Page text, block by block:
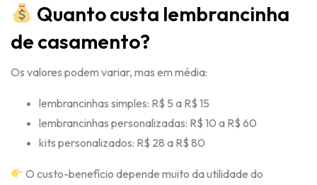
Quanto custa lembrancinha
de casamento?
Os valores podem variar, mas em média:
lembrancinhas simples: R$ 5 a R$ 15
lembrancinhas personalizadas: R$ 10 a R$ 60
kits personalizados: R$ 28 a R$ 80
O custo-benefício depende muito da utilidade do